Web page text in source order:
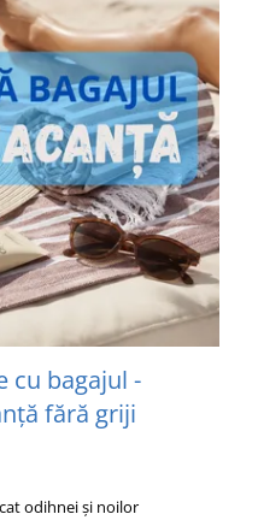
cu bagajul -
fără griji
odihnei și noilor